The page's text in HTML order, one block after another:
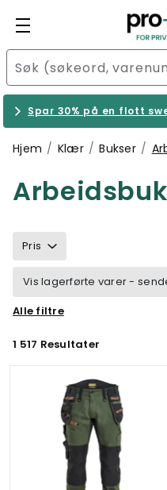
Spar 30% på en flott
Hjem Klær Bukser
Pris
Vis lagerførte varer -
Størrelse
Bærekraftighet
Sertifisering Vind
Funksjonalitet
Alle filtre
1 517 Resultater